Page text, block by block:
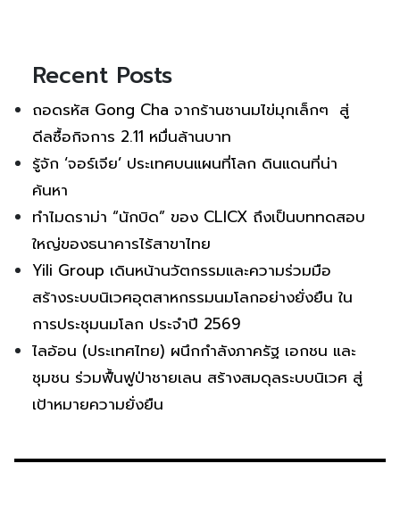
Recent Posts
ถอดรหัส Gong Cha จากร้านชานมไข่มุกเล็กๆ สู่
ดีลซื้อกิจการ 2.11 หมื่นล้านบาท
รู้จัก ‘จอร์เจีย’ ประเทศบนแผนที่โลก ดินแดนที่น่า
ค้นหา
ทำไมดราม่า “นักบิด” ของ CLICX ถึงเป็นบททดสอบ
ใหญ่ของธนาคารไร้สาขาไทย
Yili Group เดินหน้านวัตกรรมและความร่วมมือ
สร้างระบบนิเวศอุตสาหกรรมนมโลกอย่างยั่งยืน ใน
การประชุมนมโลก ประจำปี 2569
ไลอ้อน (ประเทศไทย) ผนึกกำลังภาครัฐ เอกชน และ
ชุมชน ร่วมฟื้นฟูป่าชายเลน สร้างสมดุลระบบนิเวศ สู่
เป้าหมายความยั่งยืน